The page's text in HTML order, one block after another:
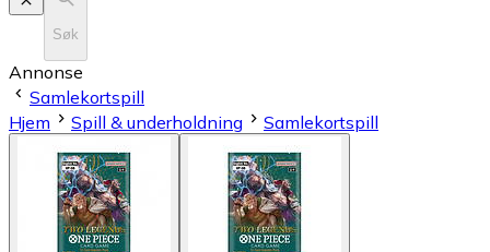
Søk
Annonse
Samlekortspill
Hjem
Spill & underholdning Samlekortspill